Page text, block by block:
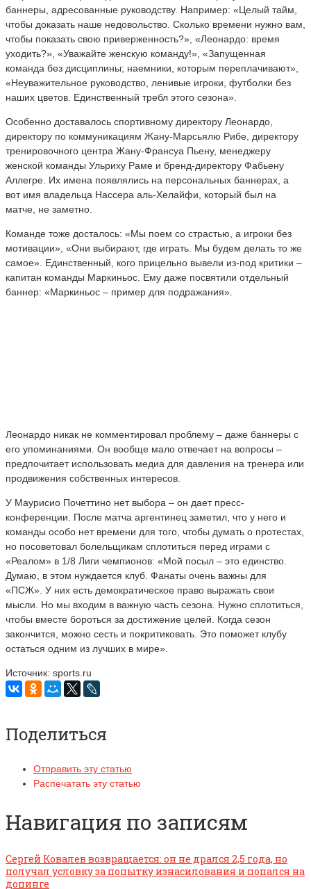
баннеры, адресованные руководству. Например: «Целый тайм,
чтобы доказать наше недовольство. Сколько времени нужно вам,
чтобы показать свою приверженность?», «Леонардо: время
уходить?», «Уважайте женскую команду!», «Запущенная
команда без дисциплины; наемники, которым переплачивают»,
«Неуважительное руководство, ленивые игроки, футболки без
наших цветов. Единственный требл этого сезона».
Особенно доставалось спортивному директору Леонардо,
директору по коммуникациям Жану-Марсьялю Рибе, директору
тренировочного центра Жану-Франсуа Пьену, менеджеру
женской команды Ульриху Раме и бренд-директору Фабьену
Аллегре. Их имена появлялись на персональных баннерах, а
вот имя владельца Нассера аль-Хелайфи, который был на
матче, не заметно.
Команде тоже досталось: «Мы поем со страстью, а игроки без
мотивации», «Они выбирают, где играть. Мы будем делать то же
самое». Единственный, кого прицельно вывели из-под критики –
капитан команды Маркиньос. Ему даже посвятили отдельный
баннер: «Маркиньос – пример для подражания».
Леонардо никак не комментировал проблему – даже баннеры с
его упоминаниями. Он вообще мало отвечает на вопросы –
предпочитает использовать медиа для давления на тренера или
продвижения собственных интересов.
У Маурисио Почеттино нет выбора – он дает пресс-
конференции. После матча аргентинец заметил, что у него и
команды особо нет времени для того, чтобы думать о протестах,
но посоветовал болельщикам сплотиться перед играми с
«Реалом» в 1/8 Лиги чемпионов: «Мой посыл – это единство.
Думаю, в этом нуждается клуб. Фанаты очень важны для
«ПСЖ». У них есть демократическое право выражать свои
мысли. Но мы входим в важную часть сезона. Нужно сплотиться,
чтобы вместе бороться за достижение целей. Когда сезон
закончится, можно сесть и покритиковать. Это поможет клубу
остаться одним из лучших в мире».
Источник: sports.ru
Поделиться
Отправить эту статью
Распечатать эту статью
Навигация по записям
Сергей Ковалев возвращается: он не дрался 2,5 года, но
получал условку за попытку изнасилования и попался на
допинге